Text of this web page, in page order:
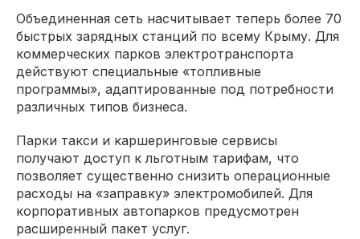
Объединенная сеть насчитывает теперь более 70
быстрых зарядных станций по всему Крыму. Для
коммерческих парков электротранспорта
действуют специальные «топливные
программы», адаптированные под потребности
различных типов бизнеса.
Парки такси и каршеринговые сервисы
получают доступ к льготным тарифам, что
позволяет существенно снизить операционные
расходы на «заправку» электромобилей. Для
корпоративных автопарков предусмотрен
расширенный пакет услуг.